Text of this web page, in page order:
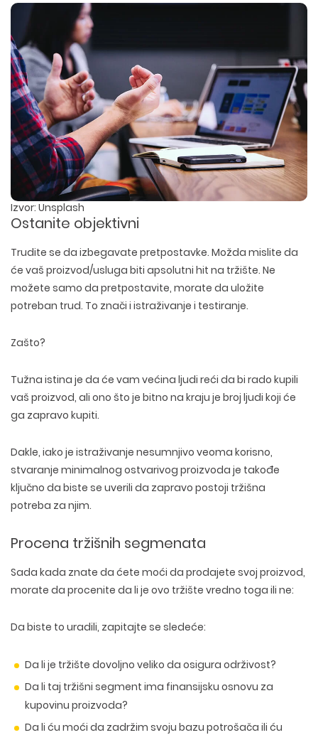
WEB DEVELOPMENT
WEB I GRAFIČKI DIZAJN
DIZAJN ETIKETA I AMBALAZE
DIGITALNI MARKETING
Izvor: Unsplash
Ostanite objektivni
Trudite se da izbegavate pretpostavke. Možda mislite da
će vaš proizvod/usluga biti apsolutni hit na tržište. Ne
možete samo da pretpostavite, morate da uložite
potreban trud. To znači i istraživanje i testiranje.
Zašto?
Tužna istina je da će vam većina ljudi reći da bi rado kupili
vaš proizvod, ali ono što je bitno na kraju je broj ljudi koji će
ga zapravo kupiti.
Dakle, iako je istraživanje nesumnjivo veoma korisno,
stvaranje minimalnog ostvarivog proizvoda je takođe
ključno da biste se uverili da zapravo postoji tržišna
potreba za njim.
Procena tržišnih segmenata
Sada kada znate da ćete moći da prodajete svoj proizvod,
morate da procenite da li je ovo tržište vredno toga ili ne:
Da biste to uradili, zapitajte se sledeće:
Da li je tržište dovoljno veliko da osigura održivost?
Da li taj tržišni segment ima finansijsku osnovu za
kupovinu proizvoda?
Da li ću moći da zadržim svoju bazu potrošača ili ću